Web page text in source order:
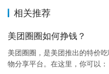
相关推荐
美团圈圈如何挣钱？
美团圈圈，是美团推出的特价
物分享平台。在这里，你可以